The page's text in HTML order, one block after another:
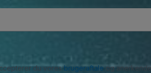
du voresbrugeraftaleog